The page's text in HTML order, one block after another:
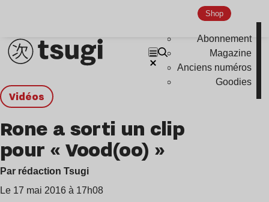
Shop
Abonnement
Magazine
Anciens numéros
Goodies
Vidéos
Rone a sorti un clip
pour « Vood(oo) »
Par rédaction Tsugi
Le 17 mai 2016 à 17h08